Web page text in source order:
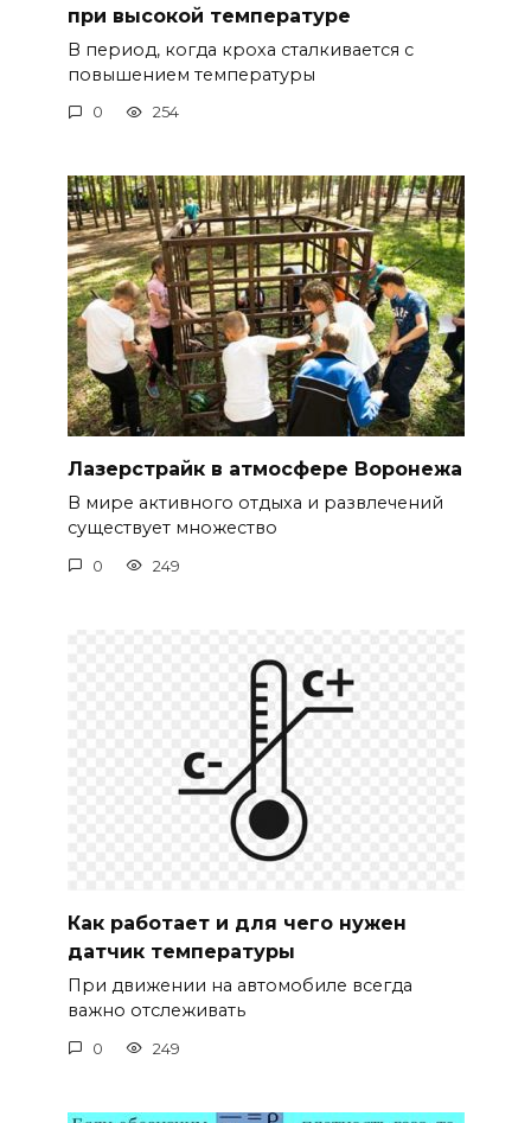
при высокой температуре
В период, когда кроха сталкивается с
повышением температуры
0 254
Лазерстрайк в атмосфере Воронежа
В мире активного отдыха и развлечений
существует множество
0 249
Как работает и для чего нужен
датчик температуры
При движении на автомобиле всегда
важно отслеживать
0 249